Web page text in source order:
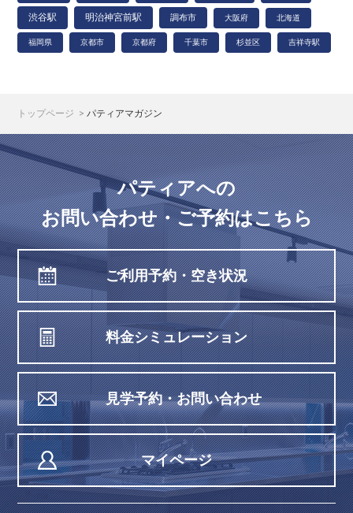
渋谷駅 明治神宮前駅 調布市 大阪府 北海道
福岡県 京都市 京都府 千葉市 杉並区 吉祥寺駅
トップページ パティアマガジン
パティアへの
お問い合わせ・ご予約はこちら
ご利用予約・空き状況
料金シミュレーション
見学予約・お問い合わせ
マイページ